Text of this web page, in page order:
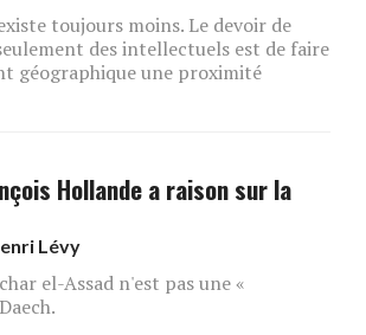
toujours moins. Le devoir de
des intellectuels est de faire
géographique une proximité
Hollande a raison sur la
Lévy
el-Assad n'est pas une «